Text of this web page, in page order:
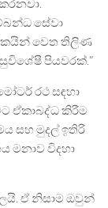
සේවා
වෙත තිලිණ
පියවරක්.”
රථ සඳහා
ඒකාබද්ධ කිරීම
සහ මුදල් ඉතිරි
මනාව විදහා
ඒ නිසාම ඔවුන්